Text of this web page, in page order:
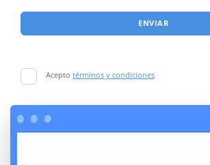
ENVIAR
Acepto términos y condiciones